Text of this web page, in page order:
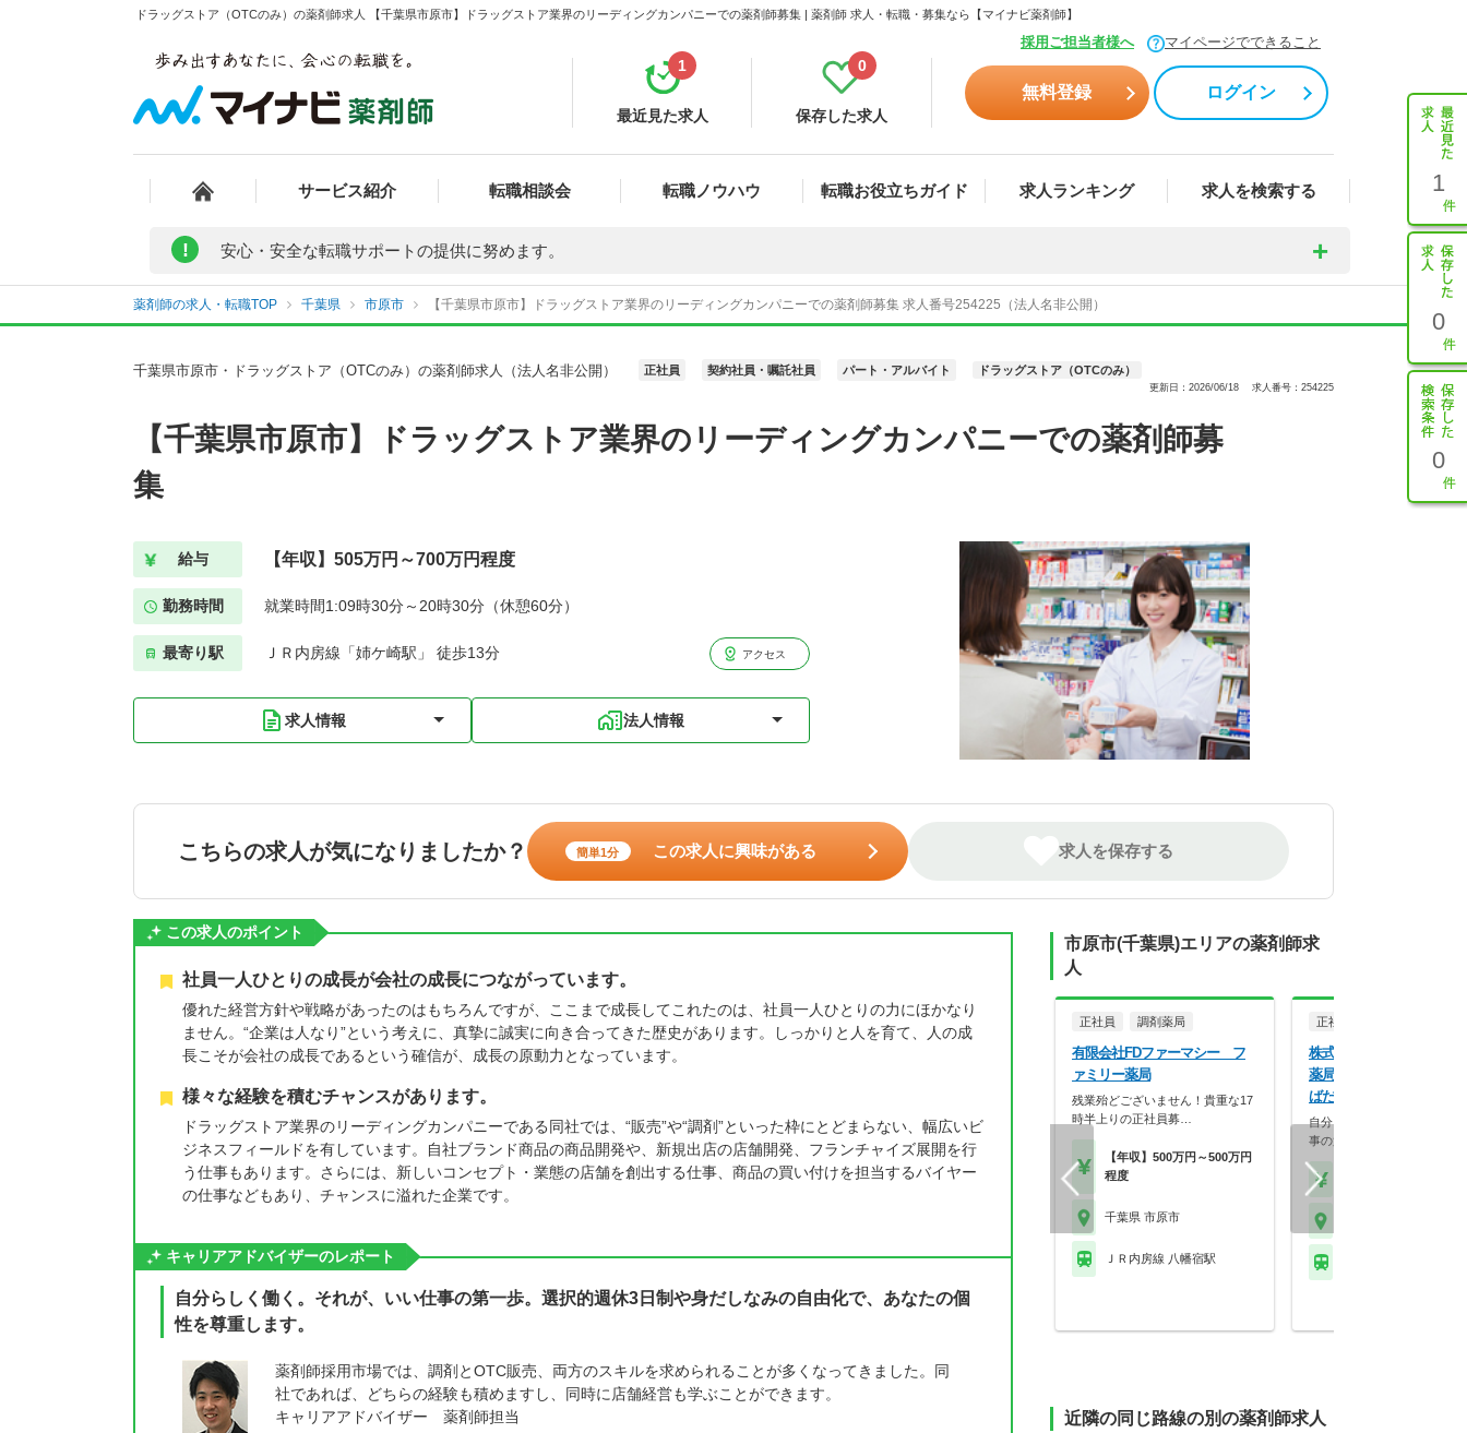
ドラッグストア（OTCのみ）の薬剤師求人 【千葉県市原市】ドラッグストア業界のリーディングカンパニーでの薬剤師募集 | 薬剤師 求人・転職・募集なら【マイナビ薬剤師】
採用ご担当者様へ マイページでできること
最近見た求人
1
保存した求人
0
無料登録 ログイン
サービス紹介 転職相談会 転職ノウハウ 転職お役立ちガイド 求人ランキング 求人を検索する 1
0
0
! 安心・安全な転職サポートの提供に努めます。
薬剤師の求人・転職TOP 千葉県 市原市 【千葉県市原市】ドラッグストア業界のリーディングカンパニーでの薬剤師募集 求人番号254225（法人名非公開）
千葉県市原市・ドラッグストア（OTCのみ）の薬剤師求人（法人名非公開） 正社員 契約社員・嘱託社員 パート・アルバイト ドラッグストア（OTCのみ）
更新日：2026/06/18 求人番号：254225
【千葉県市原市】ドラッグストア業界のリーディングカンパニーでの薬剤師募
集
給与 【年収】505万円～700万円程度
勤務時間 就業時間1:09時30分～20時30分（休憩60分）
最寄り駅 ＪＲ内房線「姉ケ崎駅」 徒歩13分 アクセス
求人情報 法人情報
こちらの求人が気になりましたか？ 簡単1分 この求人に興味がある 求人を保存する
この求人のポイント
社員一人ひとりの成長が会社の成長につながっています。
優れた経営方針や戦略があったのはもちろんですが、ここまで成長してこれたのは、社員一人ひとりの力にほかなり
ません。“企業は人なり”という考えに、真摯に誠実に向き合ってきた歴史があります。しっかりと人を育て、人の成
長こそが会社の成長であるという確信が、成長の原動力となっています。
様々な経験を積むチャンスがあります。
ドラッグストア業界のリーディングカンパニーである同社では、“販売”や“調剤”といった枠にとどまらない、幅広いビ
ジネスフィールドを有しています。自社ブランド商品の商品開発や、新規出店の店舗開発、フランチャイズ展開を行
う仕事もあります。さらには、新しいコンセプト・業態の店舗を創出する仕事、商品の買い付けを担当するバイヤー
の仕事などもあり、チャンスに溢れた企業です。
キャリアアドバイザーのレポート
自分らしく働く。それが、いい仕事の第一歩。選択的週休3日制や身だしなみの自由化で、あなたの個
性を尊重します。
薬剤師採用市場では、調剤とOTC販売、両方のスキルを求められることが多くなってきました。同
社であれば、どちらの経験も積めますし、同時に店舗経営も学ぶことができます。
キャリアアドバイザー 薬剤師担当
市原市(千葉県)エリアの薬剤師求
人
正社員 調剤薬局
有限会社FDファーマシー フ
ァミリー薬局
残業殆どございません！貴重な17
時半上りの正社員募…
【年収】500万円～500万円
程度
千葉県 市原市
ＪＲ内房線 八幡宿駅
正社員
株式会社マツモトキヨシ
薬局 マツモトキヨシ 市原
ばだい店
自分らしく働く。それが、い
事の第一歩。選択的週…
近隣の同じ路線の別の薬剤師求人